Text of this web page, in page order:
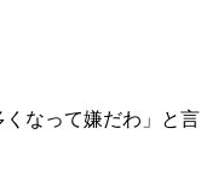
なって嫌だわ」と言